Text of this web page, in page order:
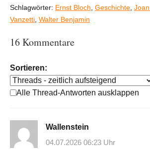
Schlagwörter: Ernst Bloch Geschichte
Vanzetti Walter Benjamin
16 Kommentare
Sortieren:
Alle Thread-Antworten ausklappen
Wallenstein
04.07.2026 06:23 Uhr